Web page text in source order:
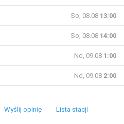
So, 08.08 13:00
So, 08.08 14:00
Nd, 09.08 1:00
Nd, 09.08 2:00
Wyślij opinię Lista stacji